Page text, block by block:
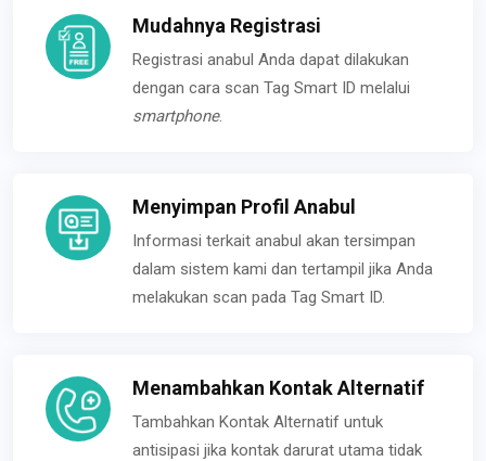
Mudahnya Registrasi
Registrasi anabul Anda dapat dilakukan
dengan cara scan Tag Smart ID melalui
smartphone.
Menyimpan Profil Anabul
Informasi terkait anabul akan tersimpan
dalam sistem kami dan tertampil jika Anda
melakukan scan pada Tag Smart ID.
Menambahkan Kontak Alternatif
Tambahkan Kontak Alternatif untuk
antisipasi jika kontak darurat utama tidak